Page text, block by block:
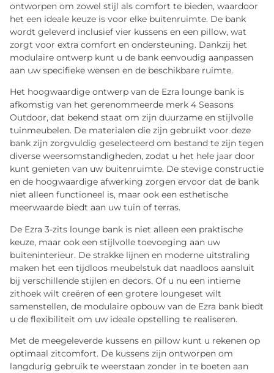
ontworpen om zowel stijl als comfort te bieden, waardoor
het een ideale keuze is voor elke buitenruimte. De bank
wordt geleverd inclusief vier kussens en een pillow, wat
zorgt voor extra comfort en ondersteuning. Dankzij het
modulaire ontwerp kunt u de bank eenvoudig aanpassen
aan uw specifieke wensen en de beschikbare ruimte.
Het hoogwaardige ontwerp van de Ezra lounge bank is
afkomstig van het gerenommeerde merk 4 Seasons
Outdoor, dat bekend staat om zijn duurzame en stijlvolle
tuinmeubelen. De materialen die zijn gebruikt voor deze
bank zijn zorgvuldig geselecteerd om bestand te zijn tegen
diverse weersomstandigheden, zodat u het hele jaar door
kunt genieten van uw buitenruimte. De stevige constructie
en de hoogwaardige afwerking zorgen ervoor dat de bank
niet alleen functioneel is, maar ook een esthetische
meerwaarde biedt aan uw tuin of terras.
De Ezra 3-zits lounge bank is niet alleen een praktische
keuze, maar ook een stijlvolle toevoeging aan uw
buiteninterieur. De strakke lijnen en moderne uitstraling
maken het een tijdloos meubelstuk dat naadloos aansluit
bij verschillende stijlen en decors. Of u nu een intieme
zithoek wilt creëren of een grotere loungeset wilt
samenstellen, de modulaire opbouw van de Ezra bank biedt
u de flexibiliteit om uw ideale opstelling te realiseren.
Met de meegeleverde kussens en pillow kunt u rekenen op
optimaal zitcomfort. De kussens zijn ontworpen om
langdurig gebruik te weerstaan zonder in te boeten aan